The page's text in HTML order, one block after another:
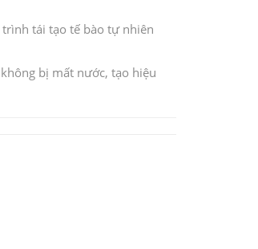
tái tạo tế bào tự nhiên
bị mất nước, tạo hiệu